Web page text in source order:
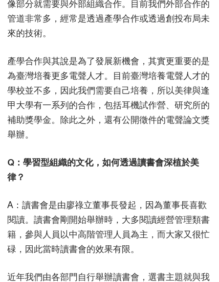
像部分就需要與外部組織合作。目前我們外部合作的
管道非常多，經常是透過產學合作或透過創投布局未
來的技術。
產學合作與其說是為了發展新機會，其實更重要的是
為臺灣培養更多電聲人才。目前臺灣培養電聲人才的
學校並不多，因此我們需要自己培養，所以美律與逢
甲大學有一系列的合作，包括耳機試作營、研究所的
補助獎學金。除此之外，還有公開徵件的電聲論文獎
舉辦。
Q：學習型組織的文化，如何透過讀書會深植於美
律？
A：讀書會是由廖祿立董事長發起，因為董事長喜歡
閱讀。讀書會剛開始舉辦時，大多閱讀經營管理類書
籍，參與人員以中高階管理人員為主，而大家又很忙
碌，因此當時讀書會的效果有限。
近年我們由各部門自行舉辦讀書會，選書主題就與我